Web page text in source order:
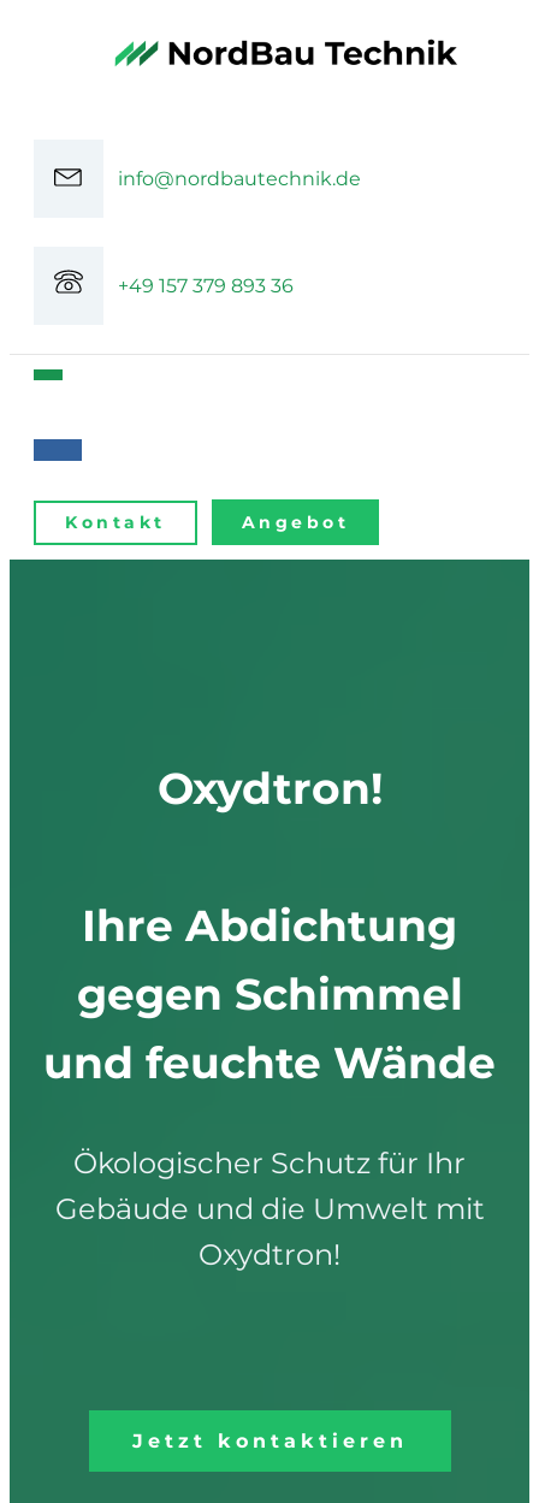
info@nordbautechnik.de
+49 157 379 893 36
Kontakt Angebot
Oxydtron!
Ihre Abdichtung
gegen Schimmel
und feuchte Wände
Ökologischer Schutz für Ihr
Gebäude und die Umwelt mit
Oxydtron!
Jetzt kontaktieren